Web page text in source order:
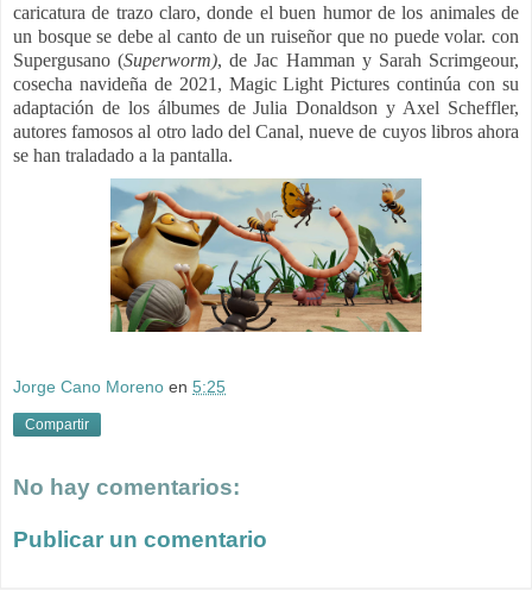
caricatura de trazo claro, donde el buen humor de los animales de
un bosque se debe al canto de un ruiseñor que no puede volar. con
Supergusano (Superworm), de Jac Hamman y Sarah Scrimgeour,
cosecha navideña de 2021, Magic Light Pictures continúa con su
adaptación de los álbumes de Julia Donaldson y Axel Scheffler,
autores famosos al otro lado del Canal, nueve de cuyos libros ahora
se han traladado a la pantalla.
Jorge Cano Moreno en 5:25
Compartir
No hay comentarios:
Publicar un comentario